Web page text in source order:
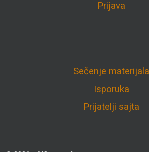
Prijava
Sečenje materijala
Isporuka
Prijatelji sajta